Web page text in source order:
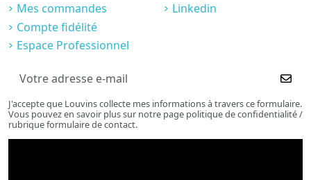
Mes commandes
Compte fidélité
Espace Professionnel
Linkedin
J'accepte que Louvins collecte mes informations à travers ce formulaire.
Vous pouvez en savoir plus sur notre page politique de confidentialité /
rubrique formulaire de contact.